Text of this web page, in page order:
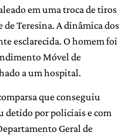
em uma troca de tiros
de Teresina. A dinâmica dos
esclarecida. O homem foi
Móvel de
a um hospital.
que conseguiu
detido por policiais e com
Geral de